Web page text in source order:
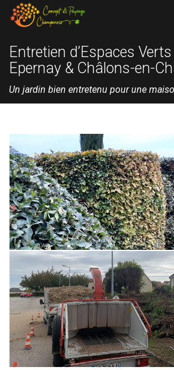
Entretien d’Espaces
Epernay & Châlons-en-
Un jardin bien entretenu pour une